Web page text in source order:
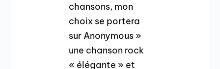
chansons, mon
choix se portera
sur Anonymous »
une chanson rock
« élégante » et